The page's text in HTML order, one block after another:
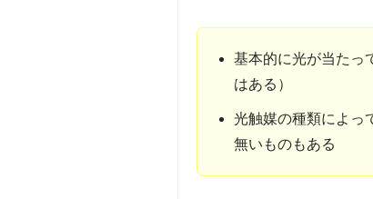
基本的に光が当たっ
はある）
光触媒の種類によっ
無いものもある